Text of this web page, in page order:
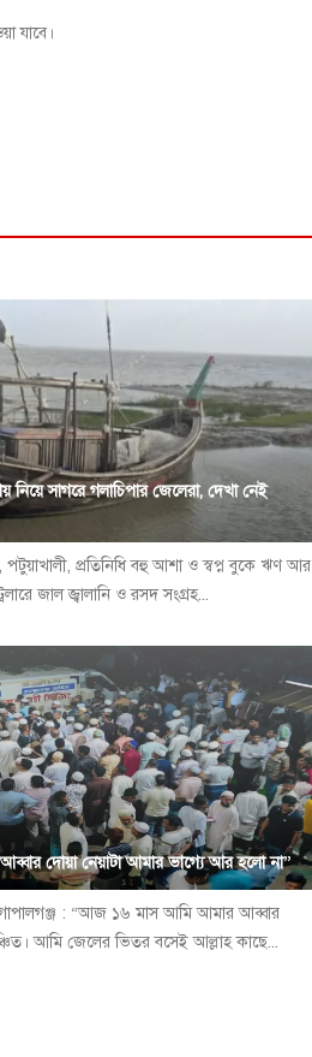
যাবে।
নিয়ে সাগরে গলাচিপার জেলেরা, দেখা নেই
পটুয়াখালী, প্রতিনিধি বহু আশা ও স্বপ্ন বুকে ঋণ আর
জাল জ্বালানি ও রসদ সংগ্রহ...
দোয়া নেয়াটা আমার ভাগ্যে আর হলো না”
: “আজ ১৬ মাস আমি আমার আব্বার
আমি জেলের ভিতর বসেই আল্লাহ কাছে...